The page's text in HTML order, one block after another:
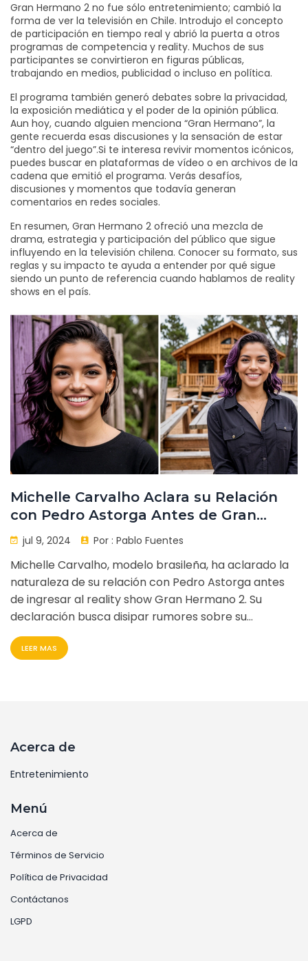
Gran Hermano 2 no fue sólo entretenimiento; cambió la
forma de ver la televisión en Chile. Introdujo el concepto
de participación en tiempo real y abrió la puerta a otros
programas de competencia y reality. Muchos de sus
participantes se convirtieron en figuras públicas,
trabajando en medios, publicidad o incluso en política.
El programa también generó debates sobre la privacidad,
la exposición mediática y el poder de la opinión pública.
Aun hoy, cuando alguien menciona “Gran Hermano”, la
gente recuerda esas discusiones y la sensación de estar
“dentro del juego”.Si te interesa revivir momentos icónicos,
puedes buscar en plataformas de vídeo o en archivos de la
cadena que emitió el programa. Verás desafíos,
discusiones y momentos que todavía generan
comentarios en redes sociales.
En resumen, Gran Hermano 2 ofreció una mezcla de
drama, estrategia y participación del público que sigue
influyendo en la televisión chilena. Conocer su formato, sus
reglas y su impacto te ayuda a entender por qué sigue
siendo un punto de referencia cuando hablamos de reality
shows en el país.
Michelle Carvalho Aclara su Relación
con Pedro Astorga Antes de Gran
Hermano 2
jul 9, 2024 Por : Pablo Fuentes
Michelle Carvalho, modelo brasileña, ha aclarado la
naturaleza de su relación con Pedro Astorga antes
de ingresar al reality show Gran Hermano 2. Su
declaración busca disipar rumores sobre su
romance, ante la curiosidad de los fans, justo antes
de participar en la nueva temporada del popular
LEER MAS
Acerca de
Entretenimiento
Menú
Acerca de
Términos de Servicio
Política de Privacidad
Contáctanos
LGPD